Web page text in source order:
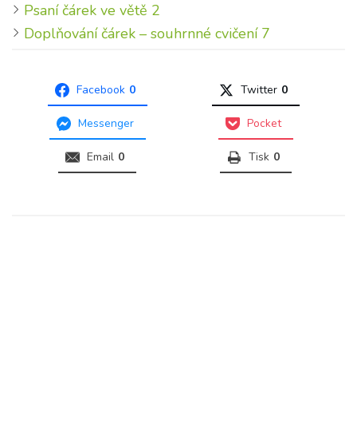
Psaní čárek ve větě 2
Doplňování čárek – souhrnné cvičení 7
Facebook 0 Twitter 0
Messenger Pocket
Email 0 Tisk 0